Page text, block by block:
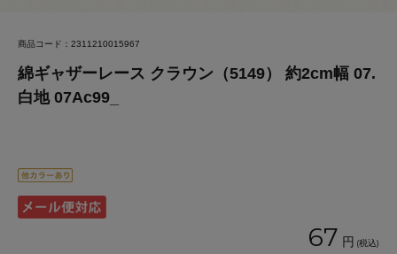
商品コード：2311210015967
綿ギャザーレース クラウン（5149） 約2cm幅 07.
白地 07Ac99_
67 円 (税込)